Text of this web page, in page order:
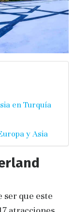
en Turquía
y Asia
ser que este